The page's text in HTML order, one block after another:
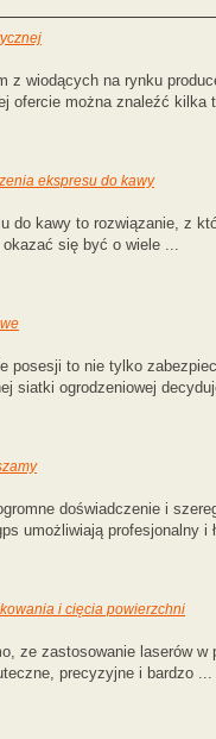
z wiodących na rynku
ofercie można znaleźć kilka
ekspresu do kawy
do kawy to rozwiązanie, z
się być o wiele ...
posesji to nie tylko
siatki ogrodzeniowej
doświadczenie i
umożliwiają profesjonalny i
i cięcia powierzchni
ze zastosowanie laserów
precyzyjne i bardzo ...